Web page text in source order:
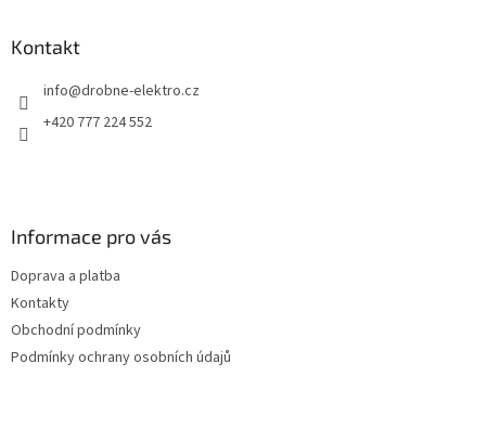
Kontakt
info@drobne-elektro.cz
+420 777 224 552
Informace pro vás
Doprava a platba
Kontakty
Obchodní podmínky
Podmínky ochrany osobních údajů